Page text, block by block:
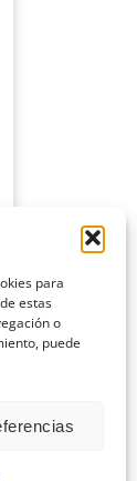
para
estas
o
puede